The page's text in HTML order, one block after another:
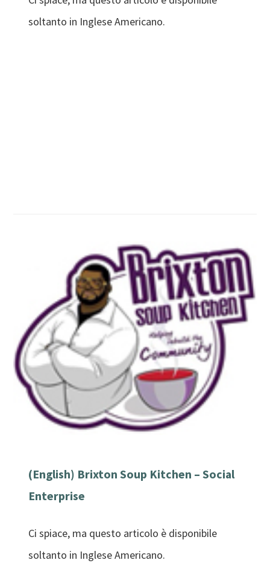
soltanto in Inglese Americano.
(English) Brixton Soup Kitchen – Social
Enterprise
Ci spiace, ma questo articolo è disponibile
soltanto in Inglese Americano.